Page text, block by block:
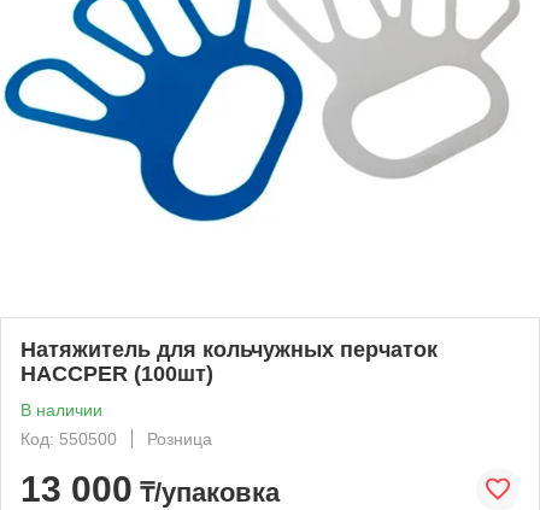
Натяжитель для кольчужных перчаток
HACCPER (100шт)
В наличии
Код: 550500
Розница
13 000 ₸/упаковка